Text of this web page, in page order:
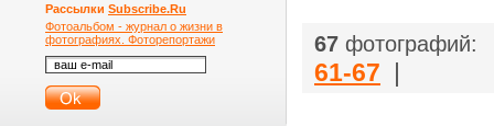
Рассылки Subscribe.Ru
Фотоальбом - журнал о жизни в
фотографиях. Фоторепортажи
67 фотографий:
61-67 |